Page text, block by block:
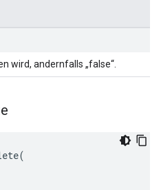
wird, andernfalls „false“.